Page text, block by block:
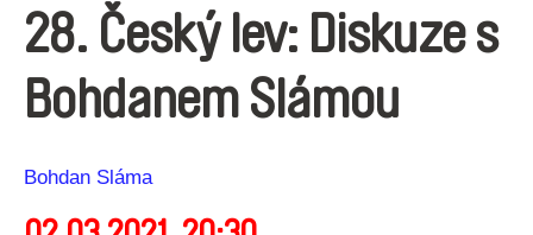
28. Český lev: Diskuze s
Bohdanem Slámou
Režie
Bohdan Sláma